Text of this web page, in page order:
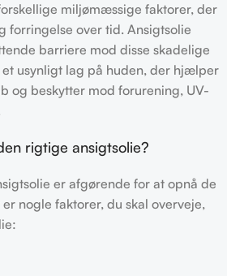
miljømæssige faktorer, der
forringelse over tid. Ansigtsolie
barriere mod disse skadelige
usynligt lag på huden, der hjælper
og beskytter mod forurening, UV-
rigtige ansigtsolie?
er afgørende for at opnå de
nogle faktorer, du skal overveje,